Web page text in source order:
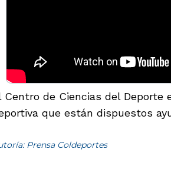
Centro de Ciencias del
que están dispuestos
Prensa Coldeportes